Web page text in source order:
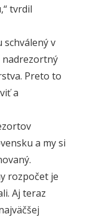
tvrdil
schválený v
nadrezortný
Preto to
a
a my si
rozpočet je
Aj teraz